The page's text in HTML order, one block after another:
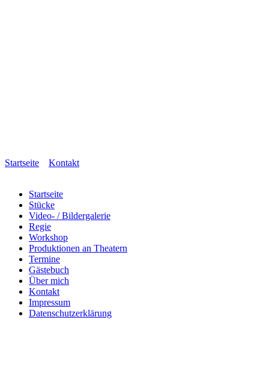
Startseite Kontakt
Startseite
Stücke
Video- / Bildergalerie
Regie
Workshop
Produktionen an Theatern
Termine
Gästebuch
Über mich
Kontakt
Impressum
Datenschutzerklärung